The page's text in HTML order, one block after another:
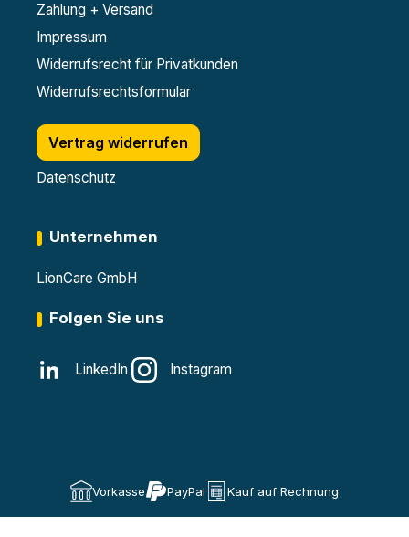
Zahlung + Versand
Impressum
Widerrufsrecht für Privatkunden
Widerrufsrechtsformular
Vertrag widerrufen
Datenschutz
Unternehmen
LionCare GmbH
Folgen Sie uns
LinkedIn Instagram
Vorkasse PayPal Kauf auf Rechnung